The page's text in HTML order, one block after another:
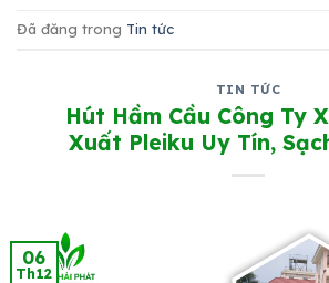
Đã đăng trong Tin tức
TIN TỨC
Hút Hầm Cầu Công Ty
Xuất Pleiku Uy Tín,
06
Th12